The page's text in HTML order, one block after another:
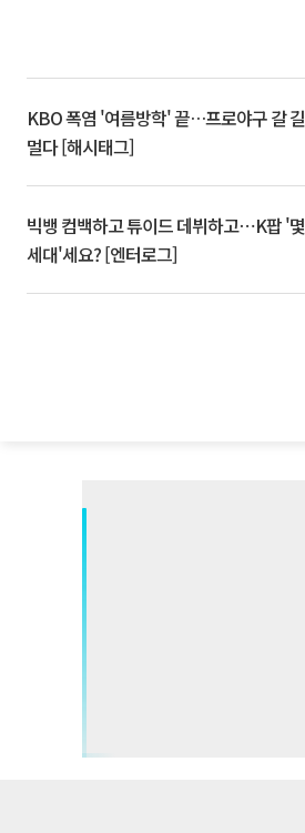
KBO 폭염 '여름방학' 끝…프로야구 갈 길
멀다 [해시태그]
빅뱅 컴백하고 튜이드 데뷔하고⋯K팝 '몇
세대'세요? [엔터로그]